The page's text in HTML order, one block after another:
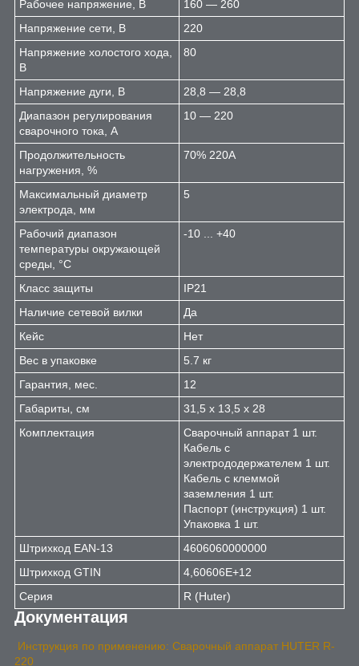
Рабочее напряжение, В
160 — 260
Напряжение сети, В
220
Напряжение холостого хода,
В
80
Напряжение дуги, В
28,8 — 28,8
Диапазон регулирования
сварочного тока, А
10 — 220
Продолжительность
нагружения, %
70% 220А
Максимальный диаметр
электрода, мм
5
Рабочий диапазон
температуры окружающей
среды, °C
-10 ... +40
Класс защиты
IP21
Наличие сетевой вилки
Да
Кейс
Нет
Вес в упаковке
5.7 кг
Гарантия, мес.
12
Габариты, см
31,5 х 13,5 х 28
Комплектация
Сварочный аппарат 1 шт.
Кабель с
электрододержателем 1 шт.
Кабель с клеммой
заземления 1 шт.
Паспорт (инструкция) 1 шт.
Упаковка 1 шт.
Штрихкод EAN-13
4606060000000
Штрихкод GTIN
4,60606E+12
Серия
R (Huter)
Документация
Инструкция по применению: Сварочный аппарат HUTER R-
220